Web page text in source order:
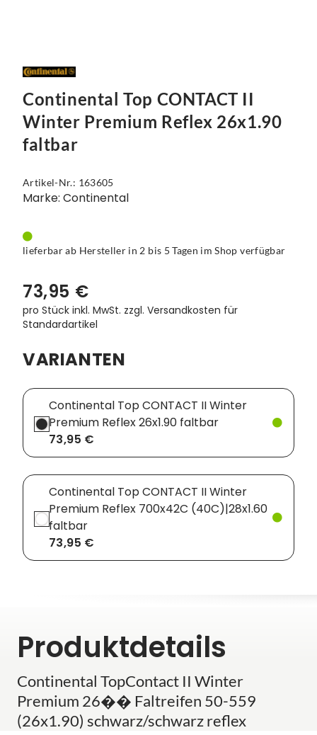
Continental Top CONTACT II
Winter Premium Reflex 26x1.90
faltbar
Artikel-Nr.: 163605
Marke: Continental
lieferbar ab Hersteller in 2 bis 5 Tagen im Shop verfügbar
73,95 €
pro Stück inkl. MwSt. zzgl. Versandkosten für
Standardartikel
VARIANTEN
Continental Top CONTACT II Winter
Premium Reflex 26x1.90 faltbar
73,95 €
Continental Top CONTACT II Winter
Premium Reflex 700x42C (40C)|28x1.60
faltbar
73,95 €
Produktdetails
Continental TopContact II Winter
Premium 26�� Faltreifen 50-559
(26x1.90) schwarz/schwarz reflex